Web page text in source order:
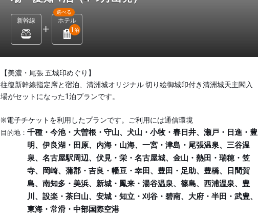
新幹線 ホテル
選べる
1 泊
【美濃・尾張 五城印めぐり】
往復新幹線指定席と宿泊、清洲城オリジナル 切り絵御城印付き清洲城天主閣入
場がセットになった1泊プランです。
※電子チケットを利用したプランです。ご利用には通信環境
目的地： 千種・今池・大曽根・守山、犬山・小牧・春日井、瀬戸・日進・豊
明、伊良湖・田原、内海・山海、一宮・津島・尾張温泉、三谷温
泉、名古屋駅周辺、伏見・栄・名古屋城、金山・熱田・瑞穂・笠
寺、岡崎、蒲郡・吉良・幡豆・幸田、豊田・足助、豊橋、日間賀
島、南知多・美浜、新城・鳳来・湯谷温泉、篠島、西浦温泉、豊
川、設楽・茶臼山、安城・知立・刈谷・碧南、大府・半田・武豊、
東海・常滑・中部国際空港